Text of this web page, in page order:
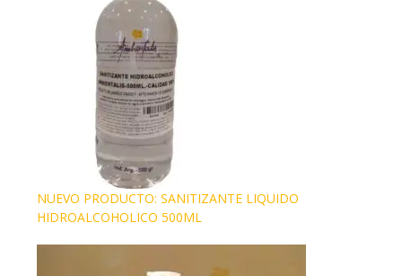
NUEVO PRODUCTO: SANITIZANTE LIQUIDO
HIDROALCOHOLICO 500ML